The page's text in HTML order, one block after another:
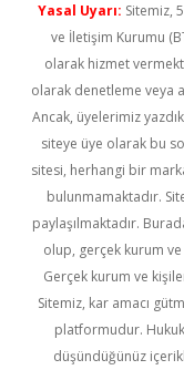
Yasal Uyarı: Sitemiz,
ve İletişim Kurumu
olarak hizmet
olarak denetleme veya
Ancak, üyelerimiz
siteye üye olarak bu
sitesi, herhangi bir
bulunmamaktadır.
paylaşılmaktadır.
olup, gerçek kurum ve
Gerçek kurum ve
Sitemiz, kar amacı
platformudur.
düşündüğünüz